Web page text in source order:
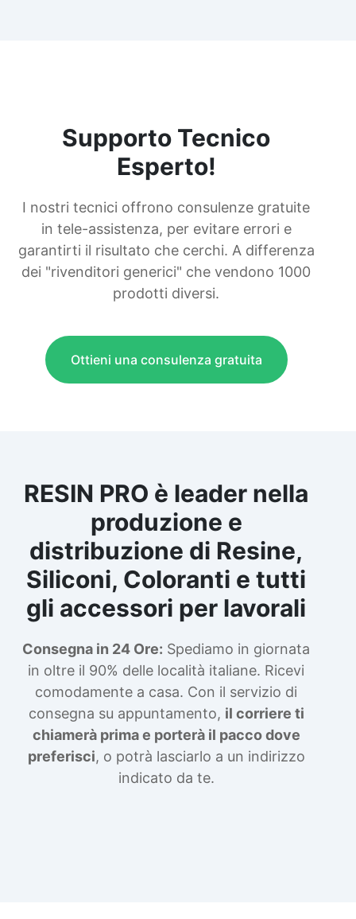
Supporto Tecnico
Esperto!
I nostri tecnici offrono consulenze gratuite
in tele-assistenza, per evitare errori e
garantirti il risultato che cerchi. A differenza
dei "rivenditori generici" che vendono 1000
prodotti diversi.
Ottieni una consulenza gratuita
RESIN PRO è leader nella
produzione e
distribuzione di Resine,
Siliconi, Coloranti e tutti
gli accessori per lavorali
Consegna in 24 Ore: Spediamo in giornata
in oltre il 90% delle località italiane. Ricevi
comodamente a casa. Con il servizio di
consegna su appuntamento, il corriere ti
chiamerà prima e porterà il pacco dove
preferisci, o potrà lasciarlo a un indirizzo
indicato da te.